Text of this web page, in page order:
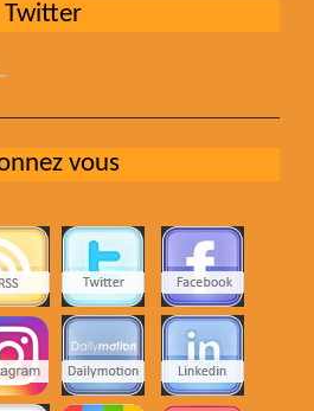
Twitter
vous